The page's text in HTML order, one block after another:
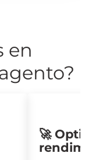
en
🚀